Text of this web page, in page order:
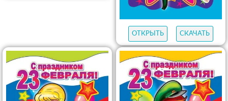
ОТКРЫТЬ СКАЧАТЬ